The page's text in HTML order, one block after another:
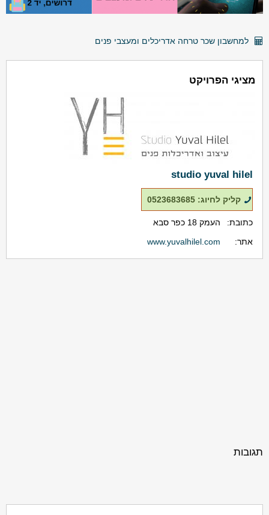
למחשבון שכר טרחה אדריכלים ומעצבי פנים
מציגי הפרויקט
studio yuval hilel
קליק לחיוג: 0523683685
כתובת:
העמק 18 כפר סבא
אתר:
www.yuvalhilel.com
תגובות